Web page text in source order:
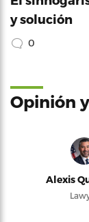
y solución
0
Opinión
Alexis